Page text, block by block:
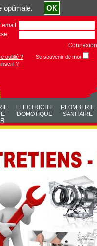
Connexion
oublié ?
Se souvenir de moi
?
ELECTRICITE
DOMOTIQUE
PLOMBERIE
SANITAIRE
optimale. OK